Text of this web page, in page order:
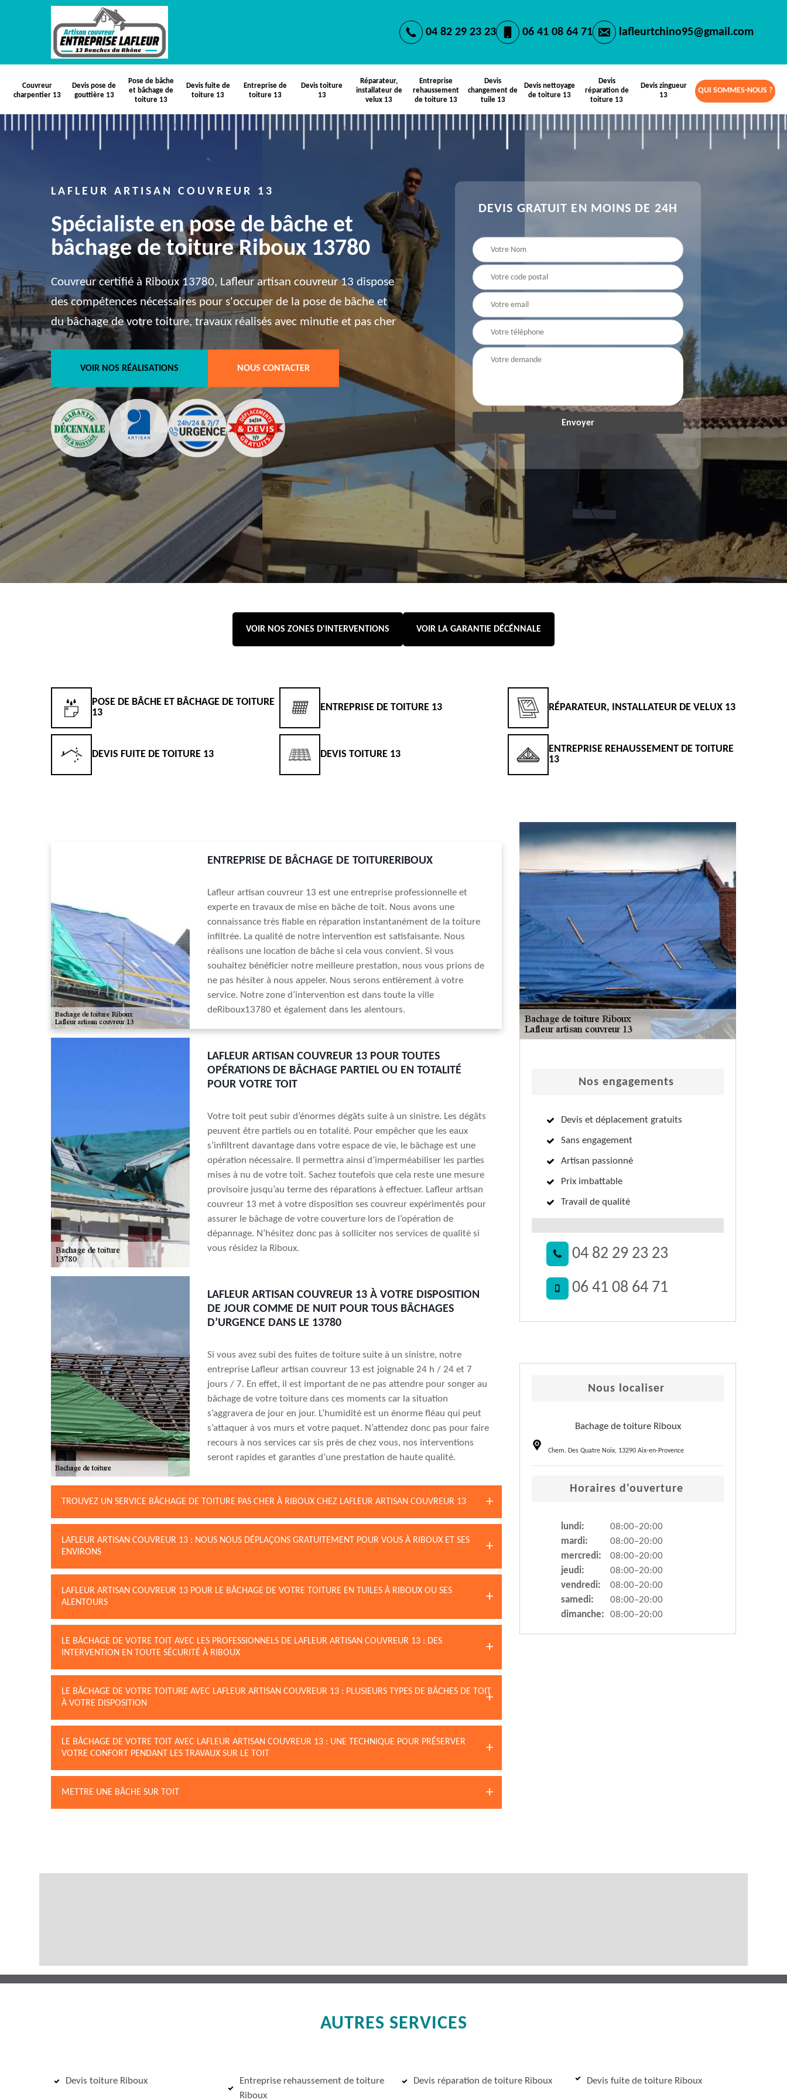
04 82 29 23 23 06 41 08 64 71 lafleurtchino95@gmail.com
Couvreur
charpentier 13
Devis pose de
gouttière 13
Pose de bâche
et bâchage de
toiture 13
Devis fuite de
toiture 13
Entreprise de
toiture 13
Devis toiture
13
Réparateur,
installateur de
velux 13
Entreprise
rehaussement
de toiture 13
Devis
changement de
tuile 13
Devis nettoyage
de toiture 13
Devis
réparation de
toiture 13
Devis zingueur
13
QUI SOMMES-NOUS ?
LAFLEUR ARTISAN COUVREUR 13
Spécialiste en pose de bâche et
bâchage de toiture Riboux 13780
Couvreur certifié à Riboux 13780, Lafleur artisan couvreur 13 dispose
des compétences nécessaires pour s'occuper de la pose de bâche et
du bâchage de votre toiture, travaux réalisés avec minutie et pas cher
VOIR NOS RÉALISATIONS NOUS CONTACTER
DEVIS GRATUIT EN MOINS DE 24H
VOIR NOS ZONES D'INTERVENTIONS VOIR LA GARANTIE DÉCÉNNALE
POSE DE BÂCHE ET BÂCHAGE DE TOITURE
13
DEVIS FUITE DE TOITURE 13
ENTREPRISE DE TOITURE 13
DEVIS TOITURE 13
RÉPARATEUR, INSTALLATEUR DE VELUX 13
ENTREPRISE REHAUSSEMENT DE TOITURE
13
ENTREPRISE DE BÂCHAGE DE TOITURERIBOUX
Lafleur artisan couvreur 13 est une entreprise professionnelle et
experte en travaux de mise en bâche de toit. Nous avons une
connaissance très fiable en réparation instantanément de la toiture
infiltrée. La qualité de notre intervention est satisfaisante. Nous
réalisons une location de bâche si cela vous convient. Si vous
souhaitez bénéficier notre meilleure prestation, nous vous prions de
ne pas hésiter à nous appeler. Nous serons entièrement à votre
service. Notre zone d’intervention est dans toute la ville
deRiboux13780 et également dans les alentours.
LAFLEUR ARTISAN COUVREUR 13 POUR TOUTES
OPÉRATIONS DE BÂCHAGE PARTIEL OU EN TOTALITÉ
POUR VOTRE TOIT
Votre toit peut subir d’énormes dégâts suite à un sinistre. Les dégâts
peuvent être partiels ou en totalité. Pour empêcher que les eaux
s’infiltrent davantage dans votre espace de vie, le bâchage est une
opération nécessaire. Il permettra ainsi d’imperméabiliser les parties
mises à nu de votre toit. Sachez toutefois que cela reste une mesure
provisoire jusqu’au terme des réparations à effectuer. Lafleur artisan
couvreur 13 met à votre disposition ses couvreur expérimentés pour
assurer le bâchage de votre couverture lors de l’opération de
dépannage. N’hésitez donc pas à solliciter nos services de qualité si
vous résidez la Riboux.
LAFLEUR ARTISAN COUVREUR 13 À VOTRE DISPOSITION
DE JOUR COMME DE NUIT POUR TOUS BÂCHAGES
D’URGENCE DANS LE 13780
Si vous avez subi des fuites de toiture suite à un sinistre, notre
entreprise Lafleur artisan couvreur 13 est joignable 24 h / 24 et 7
jours / 7. En effet, il est important de ne pas attendre pour songer au
bâchage de votre toiture dans ces moments car la situation
s’aggravera de jour en jour. L’humidité est un énorme fléau qui peut
s’attaquer à vos murs et votre paquet. N’attendez donc pas pour faire
recours à nos services car sis près de chez vous, nos interventions
seront rapides et garanties d’une prestation de haute qualité.
TROUVEZ UN SERVICE BÂCHAGE DE TOITURE PAS CHER À RIBOUX CHEZ LAFLEUR ARTISAN COUVREUR 13
LAFLEUR ARTISAN COUVREUR 13 : NOUS NOUS DÉPLAÇONS GRATUITEMENT POUR VOUS À RIBOUX ET SES
ENVIRONS
LAFLEUR ARTISAN COUVREUR 13 POUR LE BÂCHAGE DE VOTRE TOITURE EN TUILES À RIBOUX OU SES
ALENTOURS
LE BÂCHAGE DE VOTRE TOIT AVEC LES PROFESSIONNELS DE LAFLEUR ARTISAN COUVREUR 13 : DES
INTERVENTION EN TOUTE SÉCURITÉ À RIBOUX
LE BÂCHAGE DE VOTRE TOITURE AVEC LAFLEUR ARTISAN COUVREUR 13 : PLUSIEURS TYPES DE BÂCHES DE TOIT
À VOTRE DISPOSITION
LE BÂCHAGE DE VOTRE TOIT AVEC LAFLEUR ARTISAN COUVREUR 13 : UNE TECHNIQUE POUR PRÉSERVER
VOTRE CONFORT PENDANT LES TRAVAUX SUR LE TOIT
METTRE UNE BÂCHE SUR TOIT
Nos engagements
Devis et déplacement gratuits
Sans engagement
Artisan passionné
Prix imbattable
Travail de qualité
04 82 29 23 23
06 41 08 64 71
Nous localiser
Bachage de toiture Riboux
Chem. Des Quatre Noix, 13290 Aix-en-Provence
Horaires d'ouverture
lundi:
08:00–20:00
mardi:
08:00–20:00
mercredi:
08:00–20:00
jeudi:
08:00–20:00
vendredi:
08:00–20:00
samedi:
08:00–20:00
dimanche:
08:00–20:00
AUTRES SERVICES
Devis toiture Riboux
Entreprise rehaussement de toiture
Riboux
Devis réparation de toiture Riboux Devis fuite de toiture Riboux